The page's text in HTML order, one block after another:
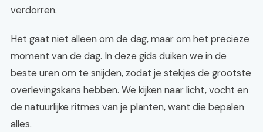
verdorren.
Het gaat niet alleen om de dag, maar om het precieze
moment van de dag. In deze gids duiken we in de
beste uren om te snijden, zodat je stekjes de grootste
overlevingskans hebben. We kijken naar licht, vocht en
de natuurlijke ritmes van je planten, want die bepalen
alles.